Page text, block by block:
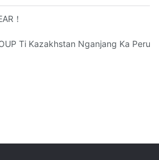
YEAR！
Ti Kazakhstan Nganjang Ka